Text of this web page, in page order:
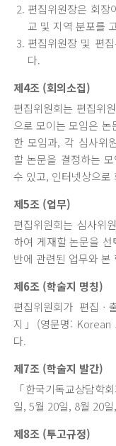
편집위원장은 회장
교 및 지역 분포를
편집위원장 및 편
다.
제4조 (회의소집)
편집위원회는 편집위
으로 모이는 모임은
한 모임과, 각 심사위
할 논문을 결정하는
수 있고, 인터넷상으로
제5조 (업무)
편집위원회는 심사위
하여 게재할 논문을
반에 관련된 업무와 본
제6조 (학술지 명칭)
편집위원회가 편집ㆍ
지」(영문명:
다.
제7조 (학술지 발간)
「한국기독교상담학
일, 5월 20일, 8월 20
제8조 (투고규정)